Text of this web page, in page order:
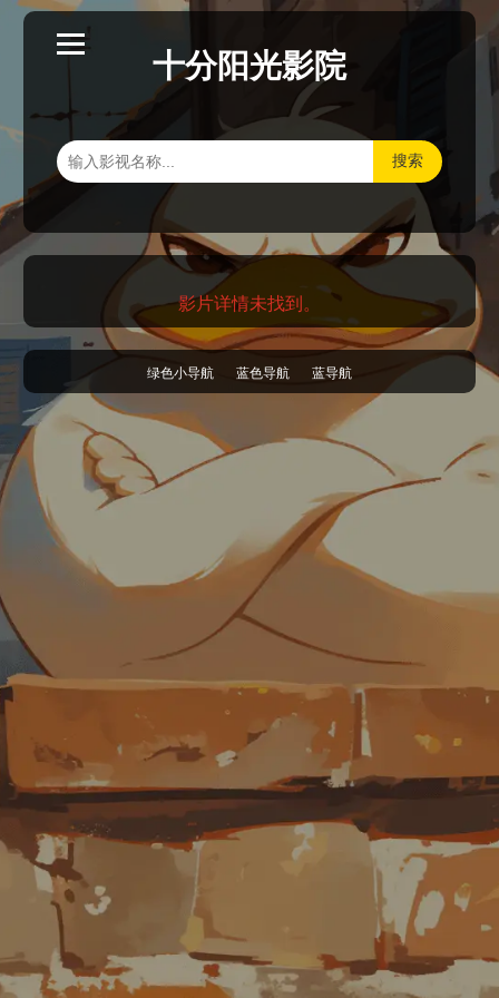
十分阳光影院
搜索
影片详情未找到。
绿色小导航 蓝色导航 蓝导航